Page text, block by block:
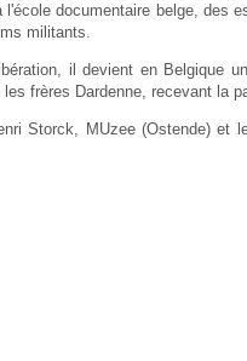
documentaire belge, des
militants.
il devient en Belgique
frères Dardenne, recevant la
Storck, MUzee (Ostende) et